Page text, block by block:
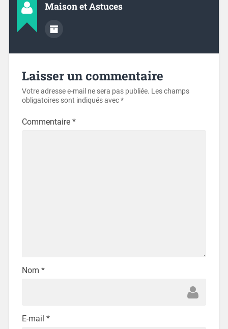
Maison et Astuces
Laisser un commentaire
Votre adresse e-mail ne sera pas publiée. Les champs
obligatoires sont indiqués avec*
Commentaire *
Nom *
E-mail *